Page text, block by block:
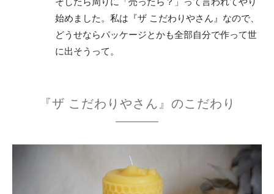
そしたら周りに「売ったら？」って言われてやり
始めました。私は『ザ こだわりやさん』なので、
どうせならパッケージとかも全部自分で作って世
に出そうって。
『ザ こだわりやさん』のこだわり